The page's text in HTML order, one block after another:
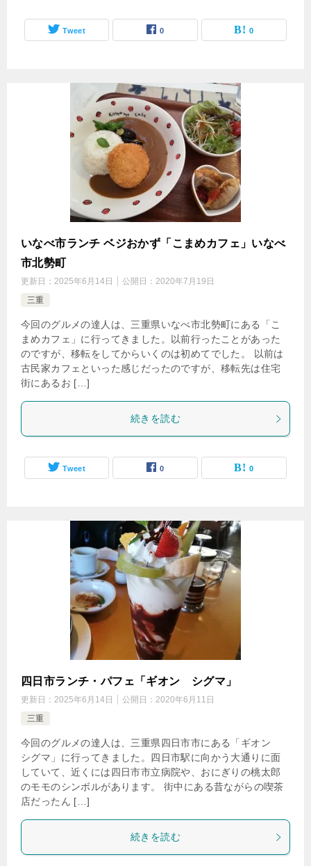
Tweet 0 0
いなべ市ランチ ベジおかず「こまめカフェ」いなべ
市北勢町
更新日： 2025年6月14日 公開日： 2020年7月19日
三重
今回のグルメの達人は、三重県いなべ市北勢町にある「こ
まめカフェ」に行ってきました。以前行ったことがあった
のですが、移転をしてからいくのは初めてでした。 以前は
古民家カフェといった感じだったのですが、移転先は住宅
街にあるお […]
続きを読む
Tweet 0 0
四日市ランチ・パフェ「ギオン シグマ」
更新日： 2025年6月14日 公開日： 2020年6月11日
三重
今回のグルメの達人は、三重県四日市市にある「ギオン
シグマ」に行ってきました。四日市駅に向かう大通りに面
していて、近くには四日市市立病院や、おにぎりの桃太郎
のモモのシンボルがあります。 街中にある昔ながらの喫茶
店だったん […]
続きを読む